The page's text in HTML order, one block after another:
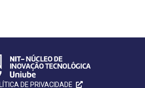
DE PRIVACIDADE